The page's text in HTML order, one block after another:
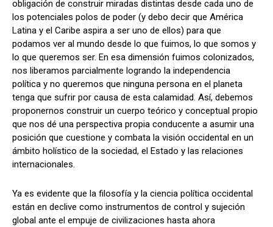
obligación de construir miradas distintas desde cada uno de
los potenciales polos de poder (y debo decir que América
Latina y el Caribe aspira a ser uno de ellos) para que
podamos ver al mundo desde lo que fuimos, lo que somos y
lo que queremos ser. En esa dimensión fuimos colonizados,
nos liberamos parcialmente logrando la independencia
política y no queremos que ninguna persona en el planeta
tenga que sufrir por causa de esta calamidad. Así, debemos
proponernos construir un cuerpo teórico y conceptual propio
que nos dé una perspectiva propia conducente a asumir una
posición que cuestione y combata la visión occidental en un
ámbito holístico de la sociedad, el Estado y las relaciones
internacionales.
Ya es evidente que la filosofía y la ciencia política occidental
están en declive como instrumentos de control y sujeción
global ante el empuje de civilizaciones hasta ahora